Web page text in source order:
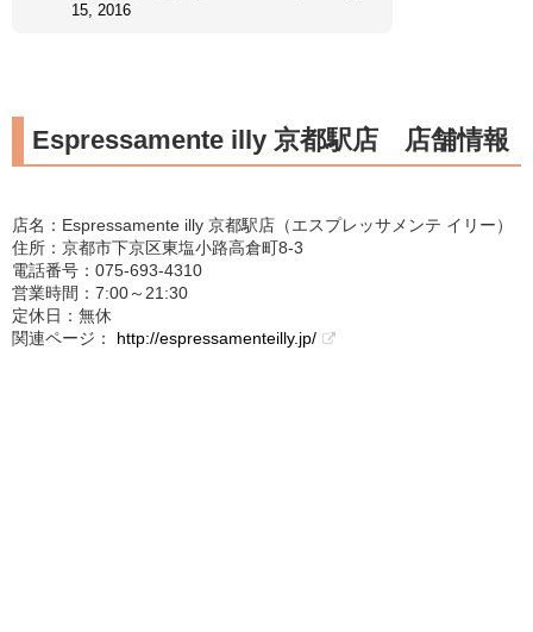
15, 2016
Espressamente illy 京都駅店 店舗情報
店名：Espressamente illy 京都駅店（エスプレッサメンテ イリー）
住所：京都市下京区東塩小路高倉町8-3
電話番号：075-693-4310
営業時間：7:00～21:30
定休日：無休
関連ページ： http://espressamenteilly.jp/